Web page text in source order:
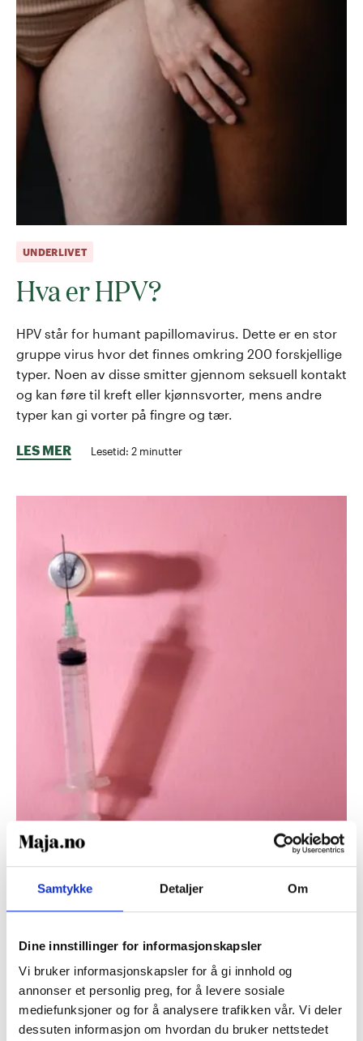
Samtykke Detaljer Om
Dine innstillinger for informasjonskapsler
Vi bruker informasjonskapsler for å gi innhold og
annonser et personlig preg, for å levere sosiale
mediefunksjoner og for å analysere trafikken vår. Vi deler
dessuten informasjon om hvordan du bruker nettstedet
UNDERLIVET
Hva er HPV?
HPV står for humant papillomavirus. Dette er en stor
gruppe virus hvor det finnes omkring 200 forskjellige
typer. Noen av disse smitter gjennom seksuell kontakt
og kan føre til kreft eller kjønnsvorter, mens andre
typer kan gi vorter på fingre og tær.
LES MER Lesetid: 2 minutter
Derfor bør du ta vaksine mot
hepatitt A og B
Hepatitt er latin for betennelse i leveren. De virusene
som er hovedårsaken til en slik betennelse, er hepatitt
A og B. Utenlandsreiser og stikkskader er noen av de